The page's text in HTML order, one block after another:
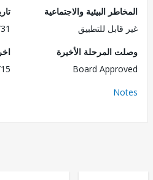
البيئية والاجتماعية
للتطبيق
تاريخ
07/31
المرحلة الأخيرة
Board
اخر تاريخ
01/15